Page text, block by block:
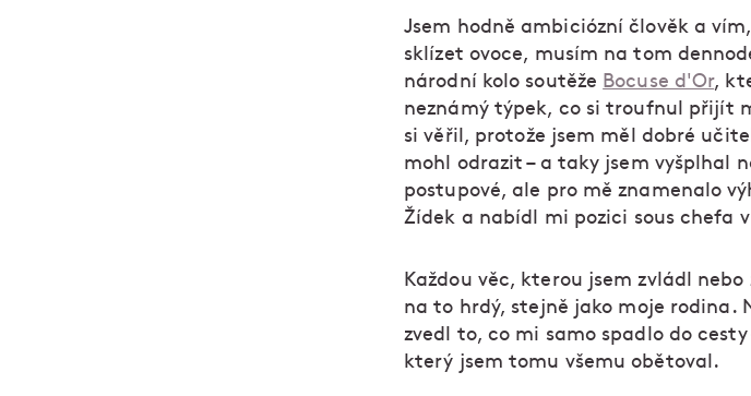
Jsem hodně ambiciózní člověk a
sklízet ovoce, musím na tom
národní kolo soutěže Bocuse d'Or,
neznámý týpek, co si troufnul přijít
si věřil, protože jsem měl dobré
mohl odrazit – a taky jsem vyšplhal
postupové, ale pro mě znamenalo
Žídek a nabídl mi pozici sous chefa
Každou věc, kterou jsem zvládl
na to hrdý, stejně jako moje rodina.
zvedl to, co mi samo spadlo do
který jsem tomu všemu obětoval.